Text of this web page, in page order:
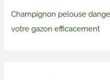
Champignon pelouse
votre gazon efficacement